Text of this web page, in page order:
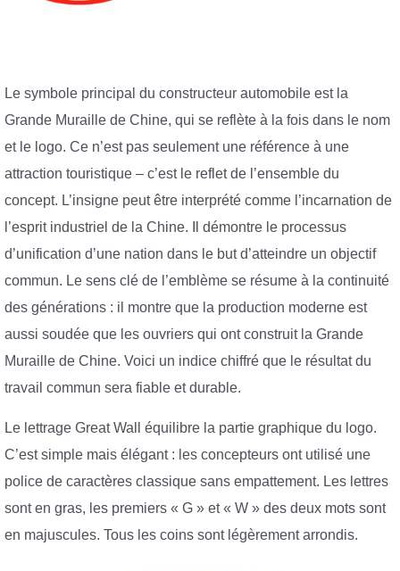
Le symbole principal du constructeur automobile est la
Grande Muraille de Chine, qui se reflète à la fois dans le nom
et le logo. Ce n’est pas seulement une référence à une
attraction touristique – c’est le reflet de l’ensemble du
concept. L’insigne peut être interprété comme l’incarnation de
l’esprit industriel de la Chine. Il démontre le processus
d’unification d’une nation dans le but d’atteindre un objectif
commun. Le sens clé de l’emblème se résume à la continuité
des générations : il montre que la production moderne est
aussi soudée que les ouvriers qui ont construit la Grande
Muraille de Chine. Voici un indice chiffré que le résultat du
travail commun sera fiable et durable.
Le lettrage Great Wall équilibre la partie graphique du logo.
C’est simple mais élégant : les concepteurs ont utilisé une
police de caractères classique sans empattement. Les lettres
sont en gras, les premiers « G » et « W » des deux mots sont
en majuscules. Tous les coins sont légèrement arrondis.